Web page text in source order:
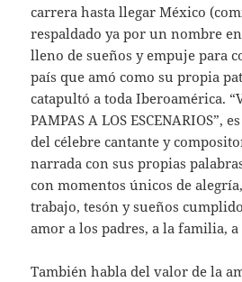
carrera hasta llegar México
respaldado ya por un nombre
lleno de sueños y empuje para
país que amó como su propia
catapultó a toda Iberoamérica.
PAMPAS A LOS ESCENARIOS”,
del célebre cantante y
narrada con sus propias
con momentos únicos de
trabajo, tesón y sueños
amor a los padres, a la familia, a
También habla del valor de la